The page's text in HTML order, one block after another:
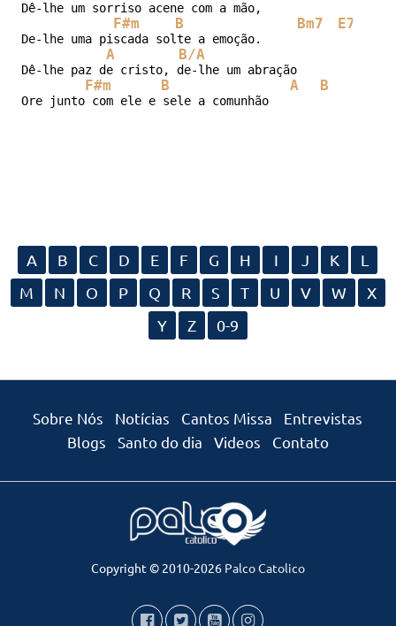
Dê-lhe um sorriso acene com a mão,
F#m B Bm7 E7
De-lhe uma piscada solte a emoção.
A B/A
Dê-lhe paz de cristo, de-lhe um abração
F#m B A B
Ore junto com ele e sele a comunhão
A B C D E F G H I J K
L
M
N O P Q R S T U V W
X
Y
Z 0-9
Sobre Nós Notícias Cantos Missa
Entrevistas
Blogs
Santo do dia Videos Contato
Copyright © 2010-2026 Palco Catolico